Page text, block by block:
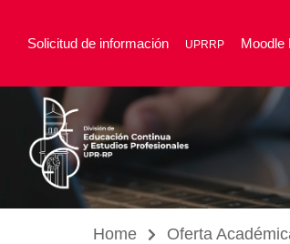
Solicitud de información UPRRP Moodle
Home Oferta